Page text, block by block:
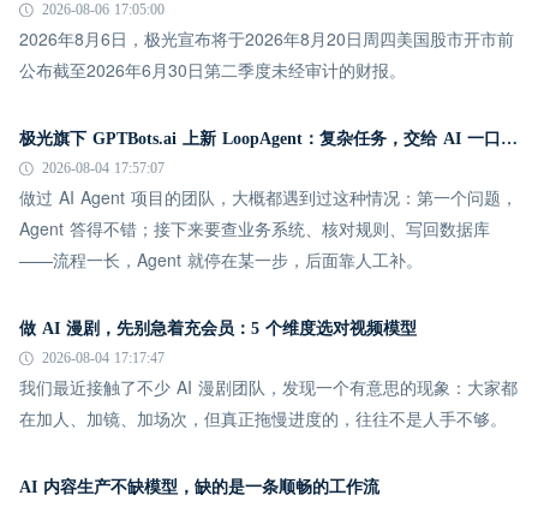
2026-08-06 17:05:00
2026年8月6日，极光宣布将于2026年8月20日周四美国股市开市前
公布截至2026年6月30日第二季度未经审计的财报。
极光旗下 GPTBots.ai 上新 LoopAgent：复杂任务，交给 AI 一口气跑完
2026-08-04 17:57:07
做过 AI Agent 项目的团队，大概都遇到过这种情况：第一个问题，
Agent 答得不错；接下来要查业务系统、核对规则、写回数据库
——流程一长，Agent 就停在某一步，后面靠人工补。
做 AI 漫剧，先别急着充会员：5 个维度选对视频模型
2026-08-04 17:17:47
我们最近接触了不少 AI 漫剧团队，发现一个有意思的现象：大家都
在加人、加镜、加场次，但真正拖慢进度的，往往不是人手不够。
AI 内容生产不缺模型，缺的是一条顺畅的工作流